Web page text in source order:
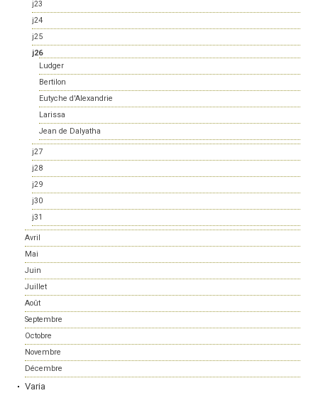
j23
j24
j25
j26
Ludger
Bertilon
Eutyche d'Alexandrie
Larissa
Jean de Dalyatha
j27
j28
j29
j30
j31
Avril
Mai
Juin
Juillet
Août
Septembre
Octobre
Novembre
Décembre
Varia